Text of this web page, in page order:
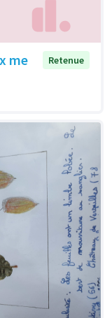
me
Retenue